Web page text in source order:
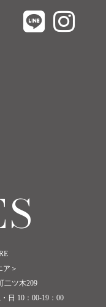
ア＞
二ツ木209
日 10：00-19：00